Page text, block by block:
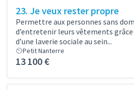
23. Je veux rester propre
Permettre aux personnes sans
d’entretenir leurs vêtements grâce
d’une laverie sociale au sein...
Petit Nanterre
13 100 €